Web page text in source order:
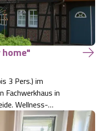
Bauernhof
Kart & Bowl
Park
3 Pers.) im
Fachwerkhaus in
Wellness-